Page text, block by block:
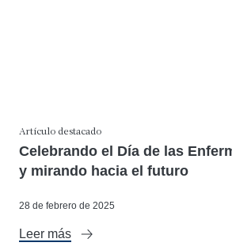
Artículo destacado
Celebrando el Día de las
y mirando hacia el futuro
28 de febrero de 2025
Leer más